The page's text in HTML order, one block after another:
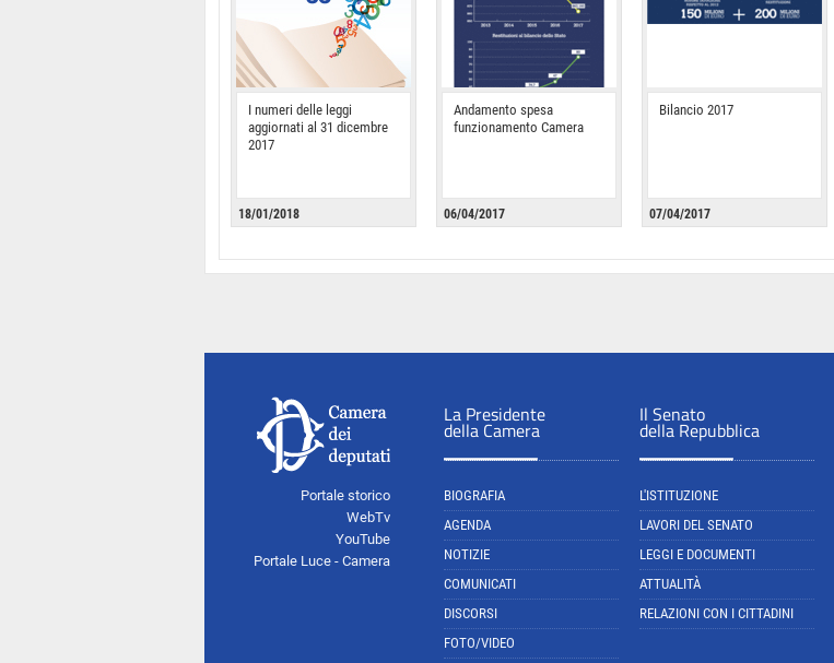
I numeri delle leggi
aggiornati al 31 dicembre
2017
18/01/2018
Andamento spesa
funzionamento Camera
06/04/2017
Bilancio 2017
07/04/2017
Portale storico
WebTv
YouTube
Portale Luce - Camera
La Presidente
della Camera
BIOGRAFIA
AGENDA
NOTIZIE
COMUNICATI
DISCORSI
FOTO/VIDEO
Il Senato
della Repubblica
L'ISTITUZIONE
LAVORI DEL SENATO
LEGGI E DOCUMENTI
ATTUALITÀ
RELAZIONI CON I CITTADINI